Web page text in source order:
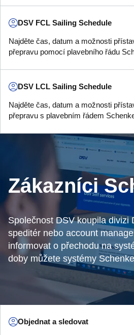
DSV FCL Sailing Schedule
Najděte čas, datum a možnosti
přepravu pomocí plavebního řádu
DSV LCL Sailing Schedule
Najděte čas, datum a možnosti
přepravu s plavebním řádem
Zákazníci
Společnost DSV koupila divizi
speditér nebo account
informovat o přechodu na
doby můžete systémy
Objednat a sledovat